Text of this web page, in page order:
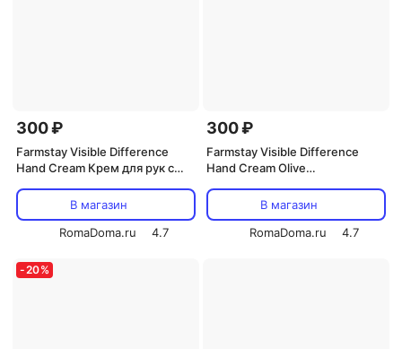
300 ₽
Farmstay Visible Difference
Hand Cream Крем для рук с
В магазин
RomaDoma.ru
4.7
300 ₽
Farmstay Visible Difference
Hand Cream Olive
экстрактом оливы 100мл
В магазин
RomaDoma.ru
4.7
-20%